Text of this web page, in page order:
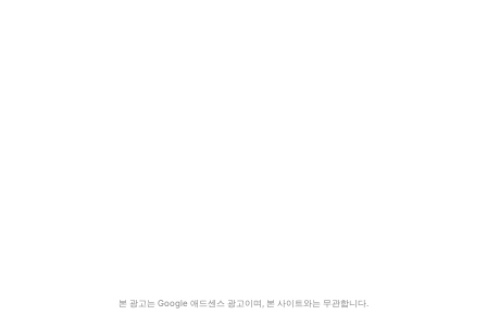
본 광고는 Google 애드센스 광고이며, 본 사이트와는 무관합니다.